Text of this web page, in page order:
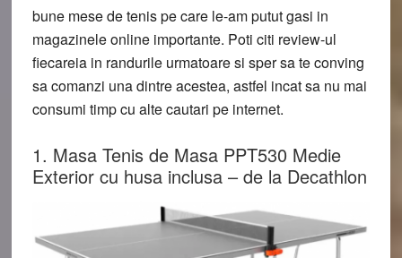
bune mese de tenis pe care le-am putut gasi in
magazinele online importante. Poti citi review-ul
fiecareia in randurile urmatoare si sper sa te conving
sa comanzi una dintre acestea, astfel incat sa nu mai
consumi timp cu alte cautari pe internet.
1. Masa Tenis de Masa PPT530 Medie
Exterior cu husa inclusa – de la Decathlon